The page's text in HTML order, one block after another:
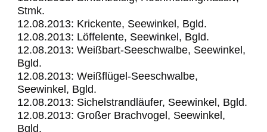
Stmk.
12.08.2013: Krickente, Seewinkel, Bgld.
12.08.2013: Löffelente, Seewinkel, Bgld.
12.08.2013: Weißbart-Seeschwalbe, Seewinkel,
Bgld.
12.08.2013: Weißflügel-Seeschwalbe,
Seewinkel, Bgld.
12.08.2013: Sichelstrandläufer, Seewinkel, Bgld.
12.08.2013: Großer Brachvogel, Seewinkel,
Bgld.